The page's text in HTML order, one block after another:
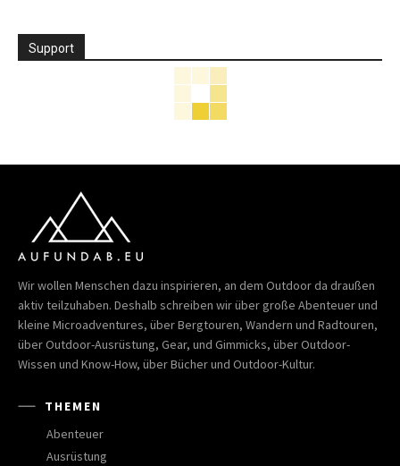
Support
Wir wollen Menschen dazu inspirieren, an dem Outdoor da draußen
aktiv teilzuhaben. Deshalb schreiben wir über große Abenteuer und
kleine Microadventures, über Bergtouren, Wandern und Radtouren,
über Outdoor-Ausrüstung, Gear, und Gimmicks, über Outdoor-
Wissen und Know-How, über Bücher und Outdoor-Kultur.
THEMEN
Abenteuer
Ausrüstung